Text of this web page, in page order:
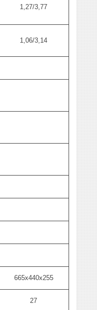
1,27/3,77
1,06/3,14
665х440х255
27